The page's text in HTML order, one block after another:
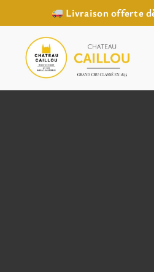
Livraison offerte
contenu